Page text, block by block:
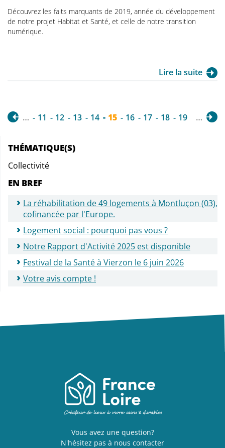
Découvrez les faits marquants de 2019, année du développement
de notre projet Habitat et Santé, et celle de notre transition
numérique.
Lire la suite
… 11 12 13 14 15 16 17 18 19 …
THÉMATIQUE(S)
Collectivité
EN BREF
La réhabilitation de 49 logements à Montluçon (03),
cofinancée par l'Europe.
Logement social : pourquoi pas vous ?
Notre Rapport d'Activité 2025 est disponible
Festival de la Santé à Vierzon le 6 juin 2026
Votre avis compte !
Vous avez une question?
N'hésitez pas à nous contacter